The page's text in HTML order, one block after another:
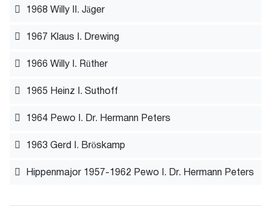
1968 Willy II. Jäger
1967 Klaus I. Drewing
1966 Willy I. Rüther
1965 Heinz I. Suthoff
1964 Pewo I. Dr. Hermann Peters
1963 Gerd I. Bröskamp
Hippenmajor 1957-1962 Pewo I. Dr. Hermann Peters